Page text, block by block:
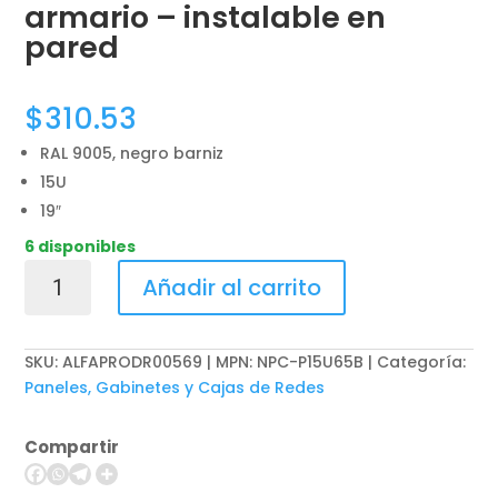
armario – instalable en
pared
$310.53
RAL 9005, negro barniz
15U
19″
6 disponibles
Solutions
Rack
armario
-
en
pared
Añadir al carrito
SKU:ALFAPRODR00569 | MPN: NPC-P15U65B
Categoría:
Paneles, Gabinetes y Cajas de Redes
Compartir